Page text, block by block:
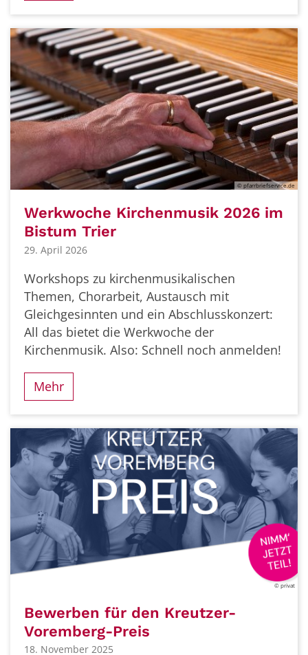
© pfarrbriefservice.de
Werkwoche Kirchenmusik 2026 im
Bistum Trier
29. April 2026
Workshops zu kirchenmusikalischen
Themen, Chorarbeit, Austausch mit
Gleichgesinnten und ein Abschlusskonzert:
All das bietet die Werkwoche der
Kirchenmusik. Also: Schnell noch anmelden!
Mehr
© privat
Bewerben für den Kreutzer-
Voremberg-Preis
18. November 2025